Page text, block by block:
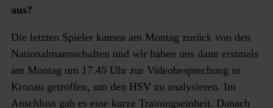
aus?
Die letzten Spieler kamen am Montag zurück von den
Nationalmannschaften und wir haben uns dann erstmals
am Montag um 17.45 Uhr zur Videobesprechung in
Kronau getroffen, um den HSV zu analysieren. Im
Anschluss gab es eine kurze Trainingseinheit. Danach